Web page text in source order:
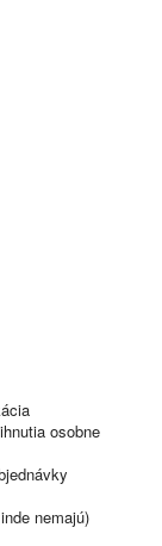
osobne
nemajú)